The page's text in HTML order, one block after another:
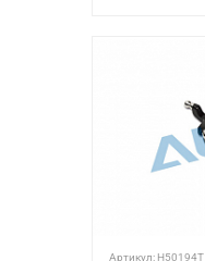
Артикул: H50194T